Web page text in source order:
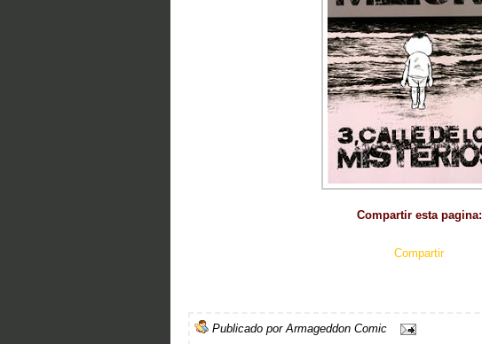
Compartir esta pagina:
Compartir
Publicado porArmageddon Comic